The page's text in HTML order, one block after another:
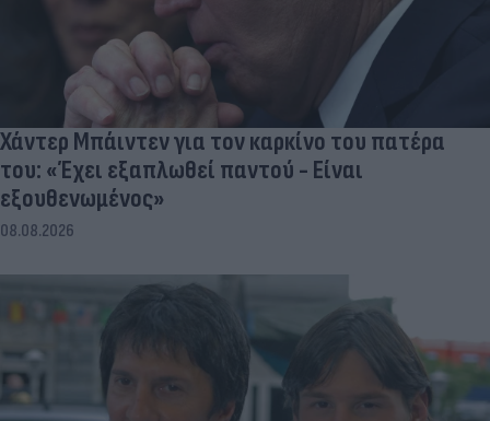
Χάντερ Μπάιντεν για τον καρκίνο του πατέρα
του: «Έχει εξαπλωθεί παντού - Είναι
εξουθενωμένος»
08.08.2026